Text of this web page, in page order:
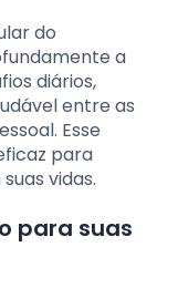
do
a
diários,
entre as
Esse
para
vidas.
para suas